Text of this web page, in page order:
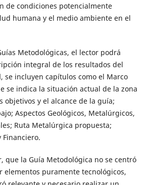
de condiciones potencialmente
humana y el medio ambiente en el
Metodológicas, el lector podrá
integral de los resultados del
se incluyen capítulos como el Marco
se indica la situación actual de la zona
objetivos y el alcance de la guía;
Aspectos Geológicos, Metalúrgicos,
Ruta Metalúrgica propuesta;
Financiero.
que la Guía Metodológica no se centró
elementos puramente tecnológicos,